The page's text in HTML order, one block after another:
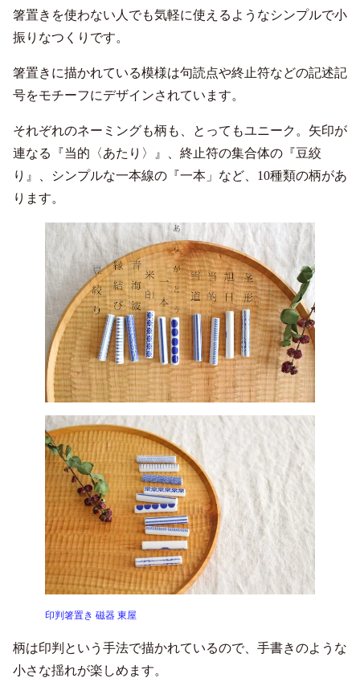
箸置きを使わない人でも気軽に使えるようなシンプルで小
振りなつくりです。
箸置きに描かれている模様は句読点や終止符などの記述記
号をモチーフにデザインされています。
それぞれのネーミングも柄も、とってもユニーク。矢印が
連なる『当的〈あたり〉』、終止符の集合体の『豆絞
り』、シンプルな一本線の『一本」など、10種類の柄があ
ります。
印判箸置き 磁器 東屋
柄は印判という手法で描かれているので、手書きのような
小さな揺れが楽しめます。